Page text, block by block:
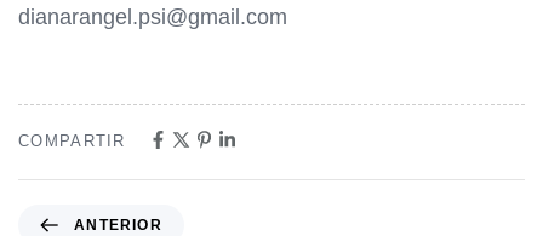
dianarangel.psi@gmail.com
COMPARTIR
ANTERIOR